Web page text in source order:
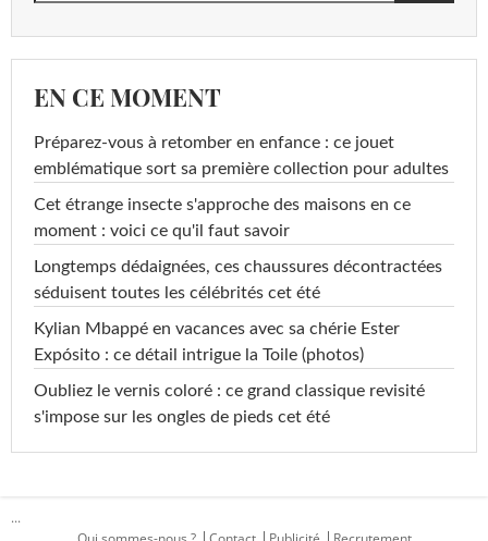
EN CE MOMENT
Préparez-vous à retomber en enfance : ce jouet
emblématique sort sa première collection pour adultes
Cet étrange insecte s'approche des maisons en ce
moment : voici ce qu'il faut savoir
Longtemps dédaignées, ces chaussures décontractées
séduisent toutes les célébrités cet été
Kylian Mbappé en vacances avec sa chérie Ester
Expósito : ce détail intrigue la Toile (photos)
Oubliez le vernis coloré : ce grand classique revisité
s'impose sur les ongles de pieds cet été
...